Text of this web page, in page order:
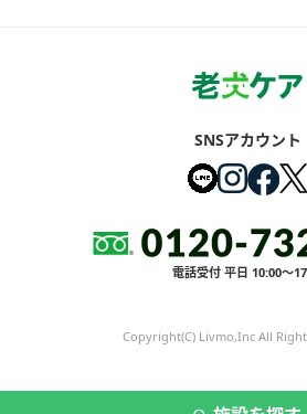
SNSアカウント
電話受付 平日 10:00～
Copyright(C) Livmo,Inc All